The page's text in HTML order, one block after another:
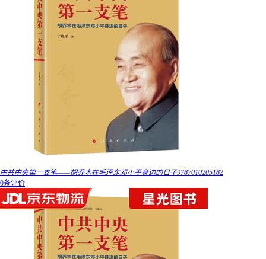
中共中央第一支笔——胡乔木在毛泽东邓小平身边的日子9787010205182
0条评价